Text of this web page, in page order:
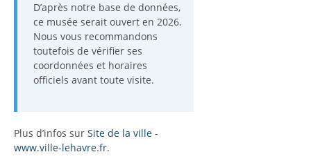
D’après notre base de données,
ce musée serait ouvert en 2026.
Nous vous recommandons
toutefois de vérifier ses
coordonnées et horaires
officiels avant toute visite.
Plus d’infos sur Site de la ville -
www.ville-lehavre.fr.